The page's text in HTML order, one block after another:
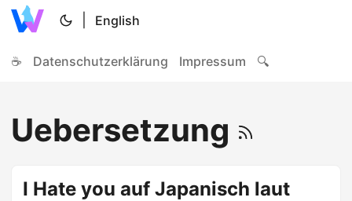
English
☕ Datenschutzerklärung Impressum 🔍
Uebersetzung
I Hate you auf Japanisch laut